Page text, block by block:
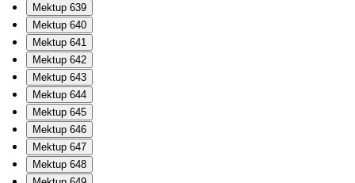
Mektup 639
Mektup 640
Mektup 641
Mektup 642
Mektup 643
Mektup 644
Mektup 645
Mektup 646
Mektup 647
Mektup 648